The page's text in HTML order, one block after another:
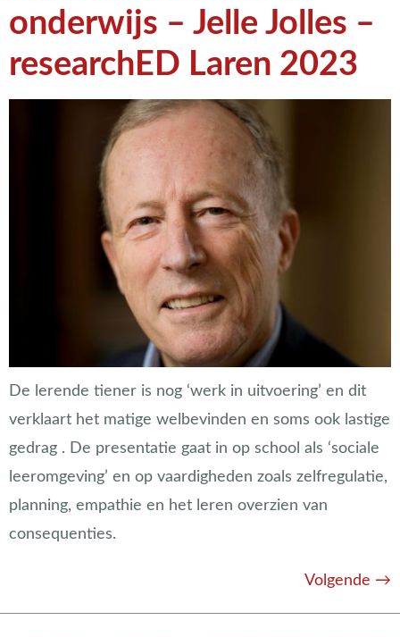
onderwijs – Jelle Jolles –
researchED Laren 2023
De lerende tiener is nog ‘werk in uitvoering’ en dit
verklaart het matige welbevinden en soms ook lastige
gedrag . De presentatie gaat in op school als ‘sociale
leeromgeving’ en op vaardigheden zoals zelfregulatie,
planning, empathie en het leren overzien van
consequenties.
Volgende →